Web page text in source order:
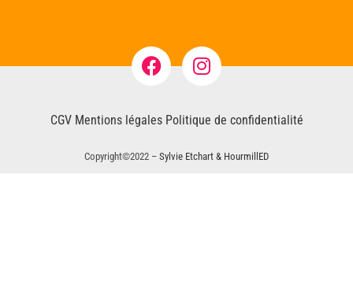
CGV Mentions légales Politique de confidentialité
Copyright©2022 – Sylvie Etchart & HourmillED